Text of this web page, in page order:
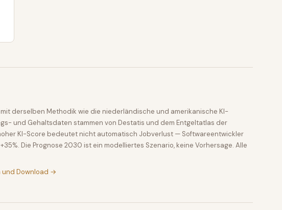
derselben Methodik wie die niederländische und amerikanische KI-
und Gehaltsdaten stammen von Destatis und dem Entgeltatlas der
KI-Score bedeutet nicht automatisch Jobverlust — Softwareentwickler
Die Prognose 2030 ist ein modelliertes Szenario, keine Vorhersage. Alle
und Download →